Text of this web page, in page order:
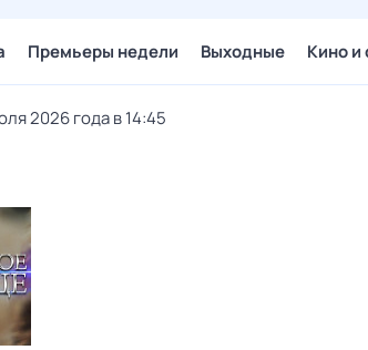
Премьеры недели Выходные Кино и
2026 года в 14:45